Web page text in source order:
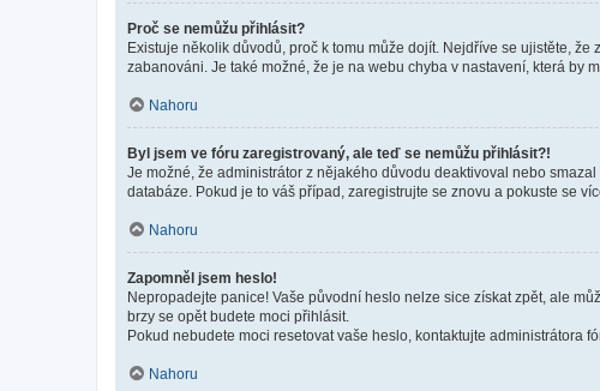
Proč se nemůžu přihlásit?
Existuje několik důvodů, proč k tomu může dojít. Nejdříve se ujistěte,
zabanováni. Je také možné, že je na webu chyba v nastavení, která by
Nahoru
Byl jsem ve fóru zaregistrovaný, ale teď se nemůžu přihlásit?!
Je možné, že administrátor z nějakého důvodu deaktivoval nebo
databáze. Pokud je to váš případ, zaregistrujte se znovu a pokuste se
Nahoru
Zapomněl jsem heslo!
Nepropadejte panice! Vaše původní heslo nelze sice získat zpět, ale
brzy se opět budete moci přihlásit.
Pokud nebudete moci resetovat vaše heslo, kontaktujte administrátora
Nahoru